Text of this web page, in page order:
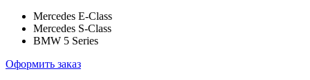
Mercedes E-Class
Mercedes S-Class
BMW 5 Series
Оформить заказ